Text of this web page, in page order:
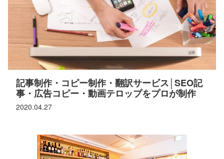
2020.04.27
記事制作・コピー制作・翻訳サービス│SEO記
事・広告コピー・動画テロップをプロが制作